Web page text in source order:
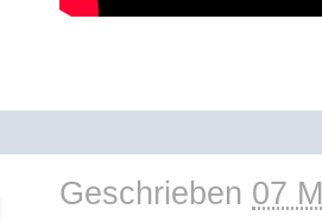
Geschrieben 07